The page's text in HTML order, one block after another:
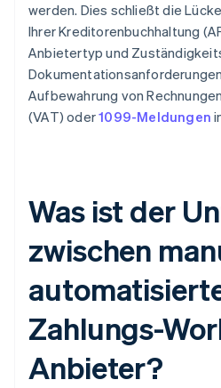
werden. Dies schließt die
Ihrer Kreditorenbuchhaltung
Anbietertyp und
Dokumentationsanforderungen
Aufbewahrung von
(VAT) oder1099-Meldungen
Was ist der
zwischen
Zahlungs-
Anbieter?